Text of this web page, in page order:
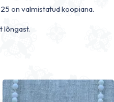
on valmistatud koopiana.
lõngast.